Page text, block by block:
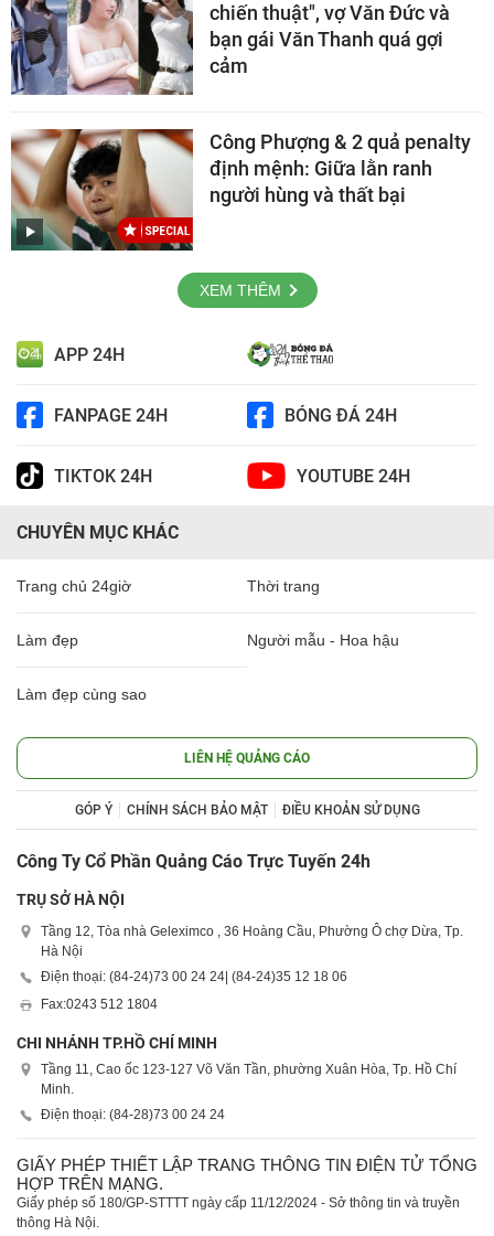
chiến thuật", vợ Văn Đức và
bạn gái Văn Thanh quá gợi
cảm
Công Phượng & 2 quả penalty
định mệnh: Giữa lằn ranh
người hùng và thất bại
XEM THÊM
APP 24H
FANPAGE 24H BÓNG ĐÁ 24H
TIKTOK 24H YOUTUBE 24H
CHUYÊN MỤC KHÁC
Trang chủ 24giờ Thời trang
Làm đẹp Người mẫu - Hoa hậu
Làm đẹp cùng sao
LIÊN HỆ QUẢNG CÁO
GÓP Ý CHÍNH SÁCH BẢO MẬT ĐIỀU KHOẢN SỬ DỤNG
Công Ty Cổ Phần Quảng Cáo Trực Tuyến 24h
TRỤ SỞ HÀ NỘI
Tầng 12, Tòa nhà Geleximco , 36 Hoàng Cầu, Phường Ô chợ Dừa, Tp.
Hà Nội
Điện thoại: (84-24)73 00 24 24 | (84-24)35 12 18 06
Fax:0243 512 1804
CHI NHÁNH TP.HỒ CHÍ MINH
Tầng 11, Cao ốc 123-127 Võ Văn Tần, phường Xuân Hòa, Tp. Hồ Chí
Minh.
Điện thoại: (84-28)73 00 24 24
GIẤY PHÉP THIẾT LẬP TRANG THÔNG TIN ĐIỆN TỬ TỔNG
HỢP TRÊN MẠNG.
Giấy phép số 180/GP-STTTT ngày cấp 11/12/2024 - Sở thông tin và truyền
thông Hà Nội.